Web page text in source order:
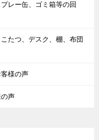
レー缶、ゴミ箱等の回
たつ、デスク、棚、布団
様の声
声